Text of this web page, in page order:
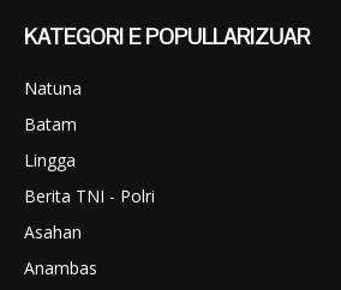
KATEGORI E POPULLARIZUAR
Natuna
Batam
Lingga
Berita TNI - Polri
Asahan
Anambas